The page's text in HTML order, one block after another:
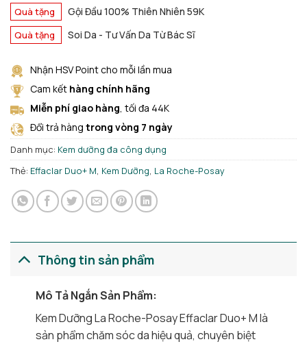
Quà tặng Gội Đầu 100% Thiên Nhiên 59K
Quà tặng Soi Da - Tư Vấn Da Từ Bác Sĩ
Nhận HSV Point cho mỗi lần mua
Cam kết hàng chính hãng
Miễn phí giao hàng, tối đa 44K
Đổi trả hàng trong vòng 7 ngày
Danh mục: Kem dưỡng đa công dụng
Thẻ: Effaclar Duo+ M, Kem Dưỡng, La Roche-Posay
Thông tin sản phẩm
Mô Tả Ngắn Sản Phẩm:
Kem Dưỡng La Roche-Posay Effaclar Duo+ M là
sản phẩm chăm sóc da hiệu quả, chuyên biệt